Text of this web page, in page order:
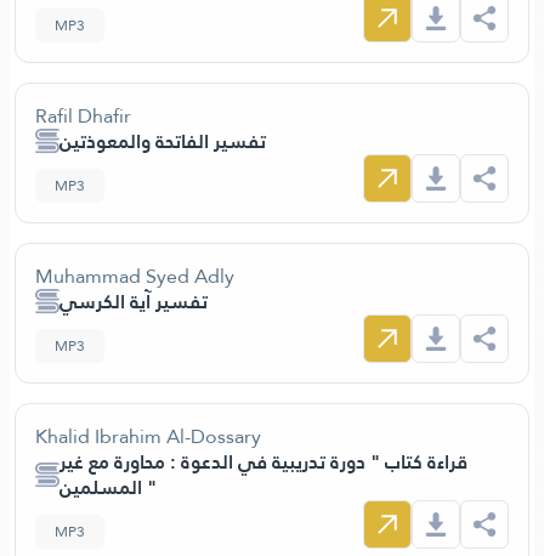
MP3
Rafil Dhafir
تفسير الفاتحة والمعوذتين
MP3
Muhammad Syed Adly
تفسير آية الكرسي
MP3
Khalid Ibrahim Al-Dossary
قراءة كتاب " دورة تدريبية في الدعوة : محاورة مع غير
المسلمين "
MP3